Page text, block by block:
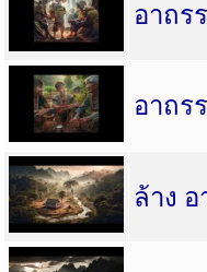
อาถร
อาถร
ล้าง